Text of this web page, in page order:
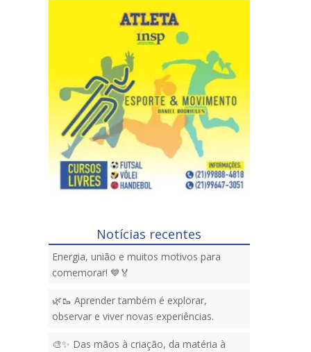
Notícias recentes
Energia, união e muitos motivos para
comemorar! 💙🏅
🌿🥾 Aprender também é explorar,
observar e viver novas experiências.
🎨✨ Das mãos à criação, da matéria à